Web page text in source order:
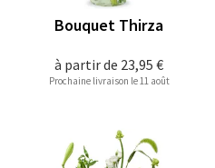
à partir de 23,95 €
Bouquet Thirza
Prochaine livraison le 11 août